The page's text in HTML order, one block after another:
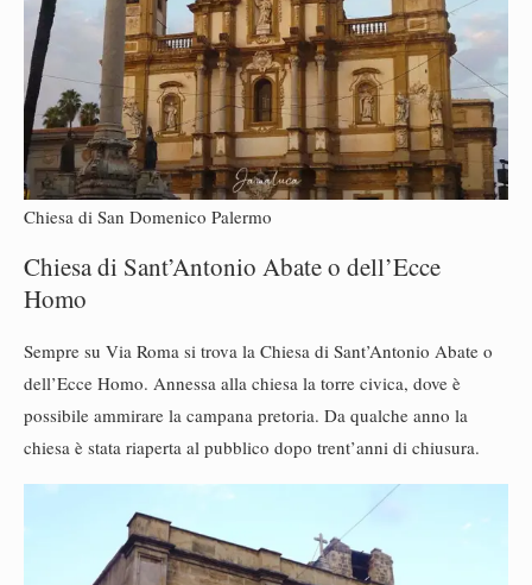
Chiesa di San Domenico Palermo
Chiesa di Sant’Antonio Abate o dell’Ecce
Homo
Sempre su Via Roma si trova la Chiesa di Sant’Antonio Abate o
dell’Ecce Homo. Annessa alla chiesa la torre civica, dove è
possibile ammirare la campana pretoria. Da qualche anno la
chiesa è stata riaperta al pubblico dopo trent’anni di chiusura.